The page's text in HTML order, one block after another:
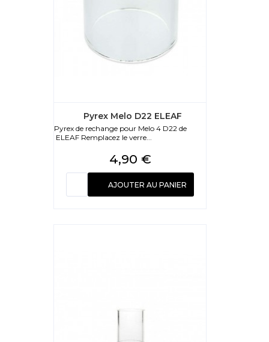
Pyrex Melo D22 ELEAF
Pyrex de rechange pour Melo 4 D22 de
ELEAF Remplacez le verre...
Prix
4,90 €
AJOUTER AU PANIER